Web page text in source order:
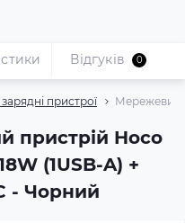
пристрої Мережевий
пристрій Hoco
(1USB-A) +
- Чорний
Відгуків 0